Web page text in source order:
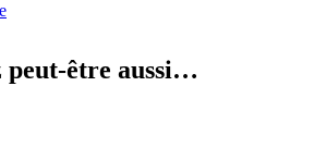
peut-être aussi…